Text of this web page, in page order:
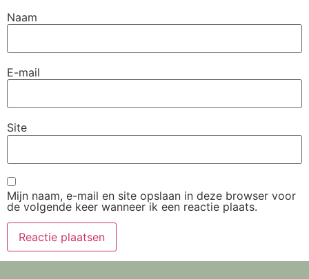
Naam
E-mail
Site
Mijn naam, e-mail en site opslaan in deze browser voor
de volgende keer wanneer ik een reactie plaats.